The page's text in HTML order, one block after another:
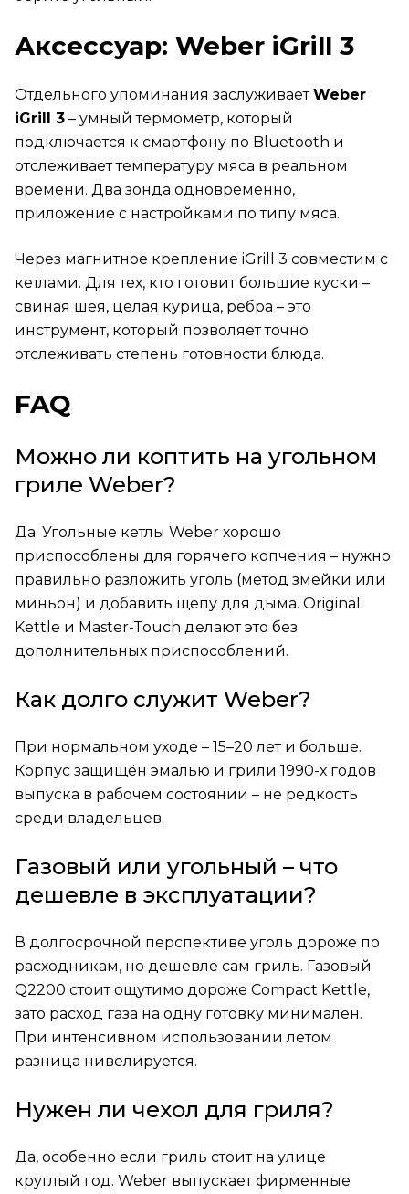
Аксессуар: Weber iGrill 3
Отдельного упоминания заслуживаетWeber
iGrill 3 – умный термометр, который
подключается к смартфону по Bluetooth и
отслеживает температуру мяса в реальном
времени. Два зонда одновременно,
приложение с настройками по типу мяса.
Через магнитное крепление iGrill 3 совместим с
кетлами. Для тех, кто готовит большие куски –
свиная шея, целая курица, рёбра – это
инструмент, который позволяет точно
отслеживать степень готовности блюда.
FAQ
Можно ли коптить на угольном
гриле Weber?
Да. Угольные кетлы Weber хорошо
приспособлены для горячего копчения – нужно
правильно разложить уголь (метод змейки или
миньон) и добавить щепу для дыма. Original
Kettle и Master-Touch делают это без
дополнительных приспособлений.
Как долго служит Weber?
При нормальном уходе – 15–20 лет и больше.
Корпус защищён эмалью и грили 1990-х годов
выпуска в рабочем состоянии – не редкость
среди владельцев.
Газовый или угольный – что
дешевле в эксплуатации?
В долгосрочной перспективе уголь дороже по
расходникам, но дешевле сам гриль. Газовый
Q2200 стоит ощутимо дороже Compact Kettle,
зато расход газа на одну готовку минимален.
При интенсивном использовании летом
разница нивелируется.
Нужен ли чехол для гриля?
Да, особенно если гриль стоит на улице
круглый год. Weber выпускает фирменные